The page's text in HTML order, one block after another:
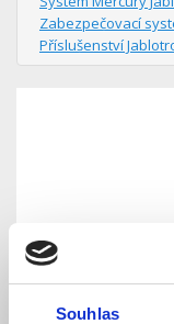
Souhlas
Zabezpečovací
Příslušenství